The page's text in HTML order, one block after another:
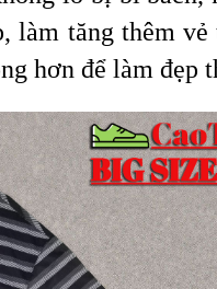
làm tăng thêm
hơn để làm đẹp